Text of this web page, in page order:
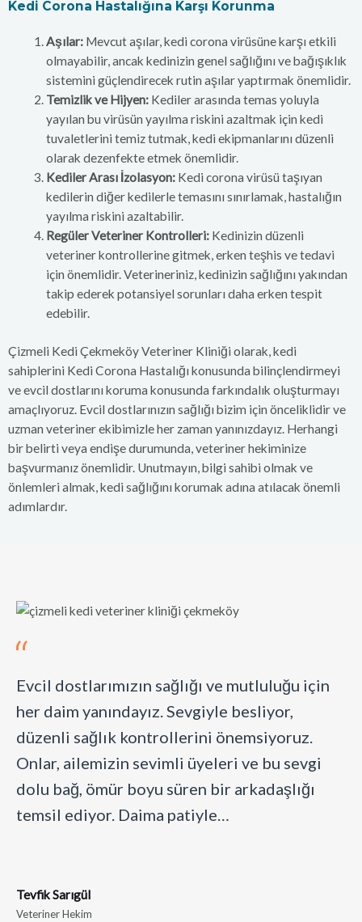
Kedi Corona Hastalığına Karşı Korunma
Aşılar:Mevcut aşılar, kedi corona virüsüne karşı etkili
olmayabilir, ancak kedinizin genel sağlığını ve bağışıklık
sistemini güçlendirecek rutin aşılar yaptırmak önemlidir.
Temizlik ve Hijyen:Kediler arasında temas yoluyla
yayılan bu virüsün yayılma riskini azaltmak için kedi
tuvaletlerini temiz tutmak, kedi ekipmanlarını düzenli
olarak dezenfekte etmek önemlidir.
Kediler Arası İzolasyon:Kedi corona virüsü taşıyan
kedilerin diğer kedilerle temasını sınırlamak, hastalığın
yayılma riskini azaltabilir.
Regüler Veteriner Kontrolleri:Kedinizin düzenli
veteriner kontrollerine gitmek, erken teşhis ve tedavi
için önemlidir. Veterineriniz, kedinizin sağlığını yakından
takip ederek potansiyel sorunları daha erken tespit
edebilir.
Çizmeli Kedi Çekmeköy Veteriner Kliniği olarak, kedi
sahiplerini Kedi Corona Hastalığı konusunda bilinçlendirmeyi
ve evcil dostlarını koruma konusunda farkındalık oluşturmayı
amaçlıyoruz. Evcil dostlarınızın sağlığı bizim için önceliklidir ve
uzman veteriner ekibimizle her zaman yanınızdayız. Herhangi
bir belirti veya endişe durumunda, veteriner hekiminize
başvurmanız önemlidir. Unutmayın, bilgi sahibi olmak ve
önlemleri almak, kedi sağlığını korumak adına atılacak önemli
adımlardır.
Evcil dostlarımızın sağlığı ve mutluluğu için
her daim yanındayız. Sevgiyle besliyor,
düzenli sağlık kontrollerini önemsiyoruz.
Onlar, ailemizin sevimli üyeleri ve bu sevgi
dolu bağ, ömür boyu süren bir arkadaşlığı
temsil ediyor. Daima patiyle…
Tevfik Sarıgül
Veteriner Hekim